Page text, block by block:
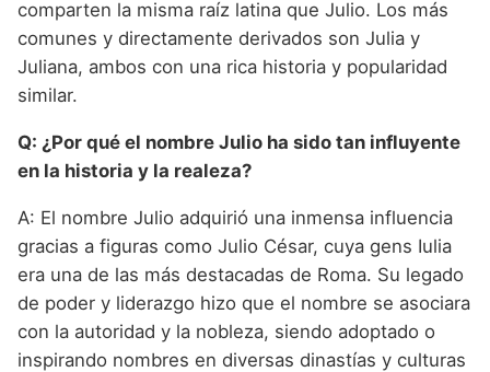
comparten la misma raíz latina que Julio. Los más
comunes y directamente derivados son Julia y
Juliana, ambos con una rica historia y popularidad
similar.
Q: ¿Por qué el nombre Julio ha sido tan influyente
en la historia y la realeza?
A: El nombre Julio adquirió una inmensa influencia
gracias a figuras como Julio César, cuya gens Iulia
era una de las más destacadas de Roma. Su legado
de poder y liderazgo hizo que el nombre se asociara
con la autoridad y la nobleza, siendo adoptado o
inspirando nombres en diversas dinastías y culturas